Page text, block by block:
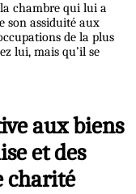
chambre qui lui a
son assiduité aux
de la plus
lui, mais qu’il se
aux biens
et des
charité